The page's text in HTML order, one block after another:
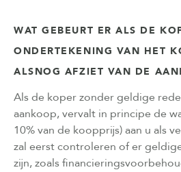
WAT GEBEURT ER ALS DE
ONDERTEKENING VAN HET
ALSNOG AFZIET VAN DE
Als de koper zonder geldige
aankoop, vervalt in principe de
10% van de koopprijs) aan u als
zal eerst controleren of er
zijn, zoals